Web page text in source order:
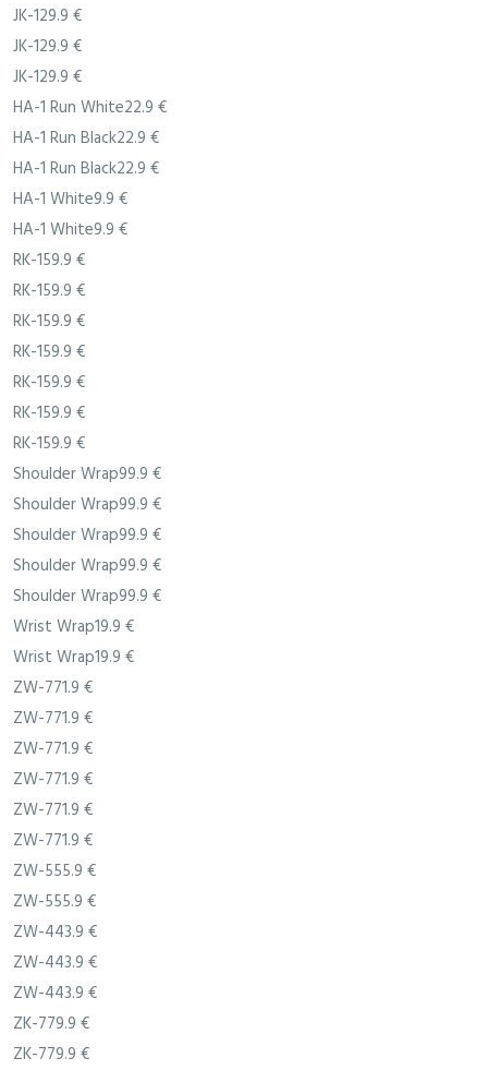
JK-129.9 €
JK-129.9 €
JK-129.9 €
HA-1 Run White22.9 €
HA-1 Run Black22.9 €
HA-1 Run Black22.9 €
HA-1 White9.9 €
HA-1 White9.9 €
RK-159.9 €
RK-159.9 €
RK-159.9 €
RK-159.9 €
RK-159.9 €
RK-159.9 €
RK-159.9 €
Shoulder Wrap99.9 €
Shoulder Wrap99.9 €
Shoulder Wrap99.9 €
Shoulder Wrap99.9 €
Shoulder Wrap99.9 €
Wrist Wrap19.9 €
Wrist Wrap19.9 €
ZW-771.9 €
ZW-771.9 €
ZW-771.9 €
ZW-771.9 €
ZW-771.9 €
ZW-771.9 €
ZW-555.9 €
ZW-555.9 €
ZW-443.9 €
ZW-443.9 €
ZW-443.9 €
ZK-779.9 €
ZK-779.9 €